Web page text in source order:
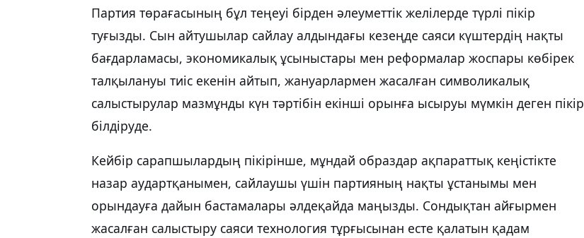
Партия төрағасының бұл теңеуі бірден әлеуметтік желілерде түрлі пікір
туғызды. Сын айтушылар сайлау алдындағы кезеңде саяси күштердің нақты
бағдарламасы, экономикалық ұсыныстары мен реформалар жоспары көбірек
талқылануы тиіс екенін айтып, жануарлармен жасалған символикалық
салыстырулар мазмұнды күн тәртібін екінші орынға ысыруы мүмкін деген пікір
білдіруде.
Кейбір сарапшылардың пікірінше, мұндай образдар ақпараттық кеңістікте
назар аудартқанымен, сайлаушы үшін партияның нақты ұстанымы мен
орындауға дайын бастамалары әлдеқайда маңызды. Сондықтан айғырмен
жасалған салыстыру саяси технология тұрғысынан есте қалатын қадам